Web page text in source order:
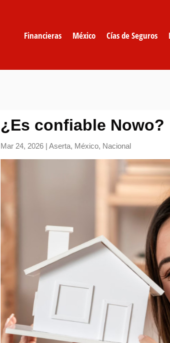
Financieras México Cías de Seguros
¿Es confiable Nowo?
Mar 24, 2026 |Aserta, México, Nacional